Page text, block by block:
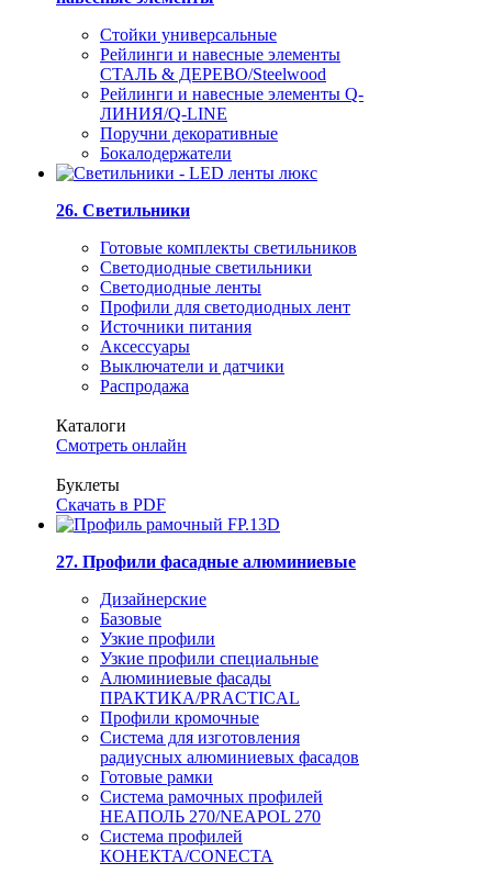
Стойки универсальные
Рейлинги и навесные элементы
СТАЛЬ & ДЕРЕВО/Steelwood
Рейлинги и навесные элементы Q-
ЛИНИЯ/Q-LINE
Поручни декоративные
Бокалодержатели
26. Светильники
Готовые комплекты светильников
Светодиодные светильники
Светодиодные ленты
Профили для светодиодных лент
Источники питания
Аксессуары
Выключатели и датчики
Распродажа
Каталоги
Смотреть онлайн
Буклеты
Скачать в PDF
27. Профили фасадные алюминиевые
Дизайнерские
Базовые
Узкие профили
Узкие профили специальные
Алюминиевые фасады
ПРАКТИКА/PRACTICAL
Профили кромочные
Система для изготовления
радиусных алюминиевых фасадов
Готовые рамки
Система рамочных профилей
НЕАПОЛЬ 270/NEAPOL 270
Система профилей
КОНЕКТА/CONECTA